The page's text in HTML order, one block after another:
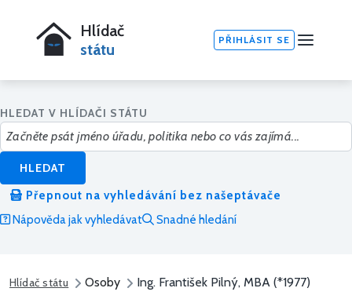
Hlídač
státu
PŘIHLÁSIT SE
HLEDAT V HLÍDAČI STÁTU
HLEDAT
Přepnout na vyhledávání bez našeptávače
Nápověda jak vyhledávat
Snadné hledání
Hlídač státu Osoby Ing. František Pilný, MBA (*1977)